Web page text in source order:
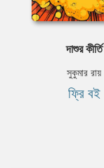
দাশুর কীর্তি
সুকুমার রায়
ফ্রি বই